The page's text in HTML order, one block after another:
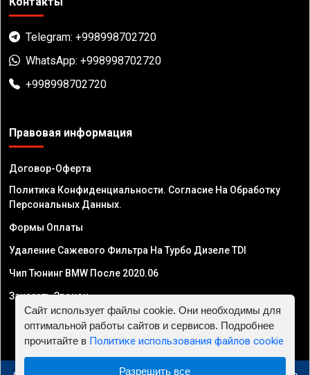
Telegram: +998998702720
WhatsApp: +998998702720
+998998702720
Правовая информация
Договор-Оферта
Политика Конфиденциальности. Согласие На Обработку
Персональных Данных.
Формы Оплаты
Удаление Сажевого Фильтра На Турбо Дизеле TDI
Чип Тюнинг BMW После 2020.06
Заказать Звонок
Сайт использует файлы cookie. Они необходимы для
оптимальной работы сайтов и сервисов. Подробнее
прочитайте в Политике использования файлов cookie
Разрешить все